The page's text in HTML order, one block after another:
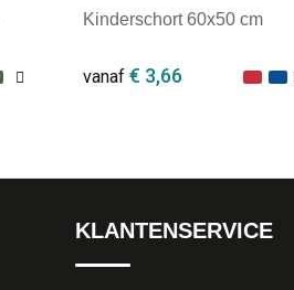
Kinderschort 60x50 cm
vanaf€ 3,66
KLANTENSERVICE